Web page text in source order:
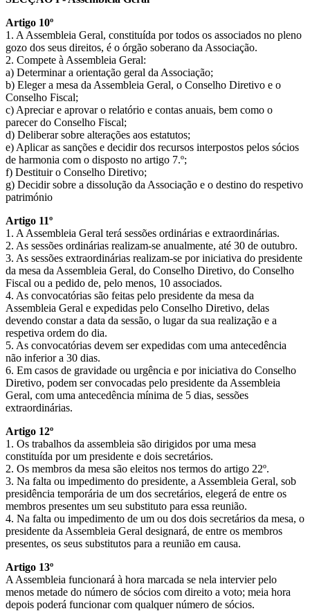
Artigo 10º
1. A Assembleia Geral, constituída por todos os associados no pleno
gozo dos seus direitos, é o órgão soberano da Associação.
2. Compete à Assembleia Geral:
a) Determinar a orientação geral da Associação;
b) Eleger a mesa da Assembleia Geral, o Conselho Diretivo e o
Conselho Fiscal;
c) Apreciar e aprovar o relatório e contas anuais, bem como o
parecer do Conselho Fiscal;
d) Deliberar sobre alterações aos estatutos;
e) Aplicar as sanções e decidir dos recursos interpostos pelos sócios
de harmonia com o disposto no artigo 7.º;
f) Destituir o Conselho Diretivo;
g) Decidir sobre a dissolução da Associação e o destino do respetivo
património
Artigo 11º
1. A Assembleia Geral terá sessões ordinárias e extraordinárias.
2. As sessões ordinárias realizam-se anualmente, até 30 de outubro.
3. As sessões extraordinárias realizam-se por iniciativa do presidente
da mesa da Assembleia Geral, do Conselho Diretivo, do Conselho
Fiscal ou a pedido de, pelo menos, 10 associados.
4. As convocatórias são feitas pelo presidente da mesa da
Assembleia Geral e expedidas pelo Conselho Diretivo, delas
devendo constar a data da sessão, o lugar da sua realização e a
respetiva ordem do dia.
5. As convocatórias devem ser expedidas com uma antecedência
não inferior a 30 dias.
6. Em casos de gravidade ou urgência e por iniciativa do Conselho
Diretivo, podem ser convocadas pelo presidente da Assembleia
Geral, com uma antecedência mínima de 5 dias, sessões
extraordinárias.
Artigo 12º
1. Os trabalhos da assembleia são dirigidos por uma mesa
constituída por um presidente e dois secretários.
2. Os membros da mesa são eleitos nos termos do artigo 22º.
3. Na falta ou impedimento do presidente, a Assembleia Geral, sob
presidência temporária de um dos secretários, elegerá de entre os
membros presentes um seu substituto para essa reunião.
4. Na falta ou impedimento de um ou dos dois secretários da mesa, o
presidente da Assembleia Geral designará, de entre os membros
presentes, os seus substitutos para a reunião em causa.
Artigo 13º
A Assembleia funcionará à hora marcada se nela intervier pelo
menos metade do número de sócios com direito a voto; meia hora
depois poderá funcionar com qualquer número de sócios.